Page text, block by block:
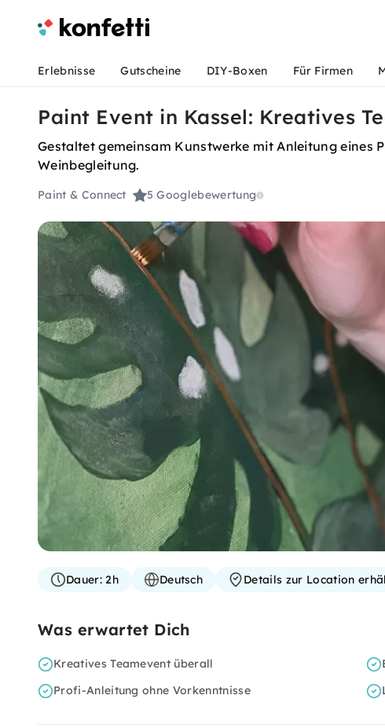
Erlebnisse Gutscheine DIY-Boxen Für Firmen
Paint Event in Kassel: Kreatives
Gestaltet gemeinsam Kunstwerke mit Anleitung eines
Weinbegleitung.
Paint & Connect 5Googlebewertung
Dauer:2h Deutsch Details zur Location
Was erwartet Dich
Kreatives Teamevent überall
Profi-Anleitung ohne Vorkenntnisse